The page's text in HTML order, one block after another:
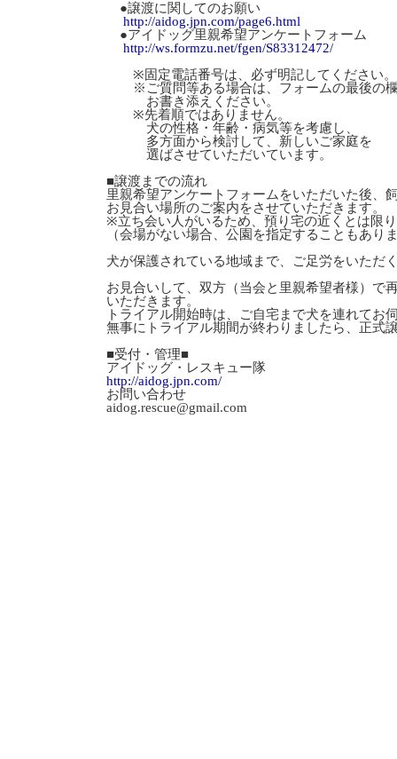
●譲渡に関してのお願い
http://aidog.jpn.com/page6.html
●アイドッグ里親希望アンケートフォーム
http://ws.formzu.net/fgen/S83312472/
※固定電話番号は、必ず明記してください。
※ご質問等ある場合は、フォームの最後の
お書き添えください。
※先着順ではありません。
犬の性格・年齢・病気等を考慮し、
多方面から検討して、新しいご家庭を
選ばさせていただいています。
■譲渡までの流れ
里親希望アンケートフォームをいただいた後、
お見合い場所のご案内をさせていただきます。
※立ち会い人がいるため、預り宅の近くとは限
（会場がない場合、公園を指定することもあり
犬が保護されている地域まで、ご足労をいただ
お見合いして、双方（当会と里親希望者様）で
いただきます。
トライアル開始時は、ご自宅まで犬を連れてお
無事にトライアル期間が終わりましたら、正式
■受付・管理■
アイドッグ・レスキュー隊
http://aidog.jpn.com/
お問い合わせ
aidog.rescue@gmail.com